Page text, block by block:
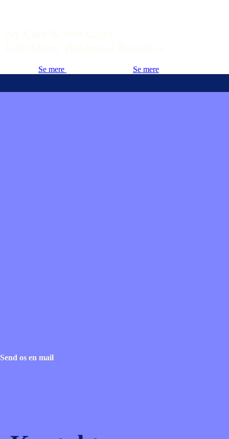
Se mere Se mere
Send os en mail